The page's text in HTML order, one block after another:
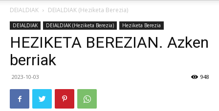
DEIALDIAK DEIALDIAK (Heziketa Berezia)
DEIALDIAK DEIALDIAK (Heziketa Berezia) Heziketa Berezia
HEZIKETA BEREZIAN. Azken
berriak
2023-10-03 948